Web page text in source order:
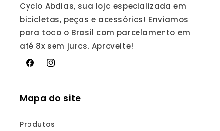
Cyclo Abdias, sua loja especializada em
bicicletas, peças e acessórios! Enviamos
para todo o Brasil com parcelamento em
até 8x sem juros. Aproveite!
FacebookInstagram
Mapa do site
Produtos